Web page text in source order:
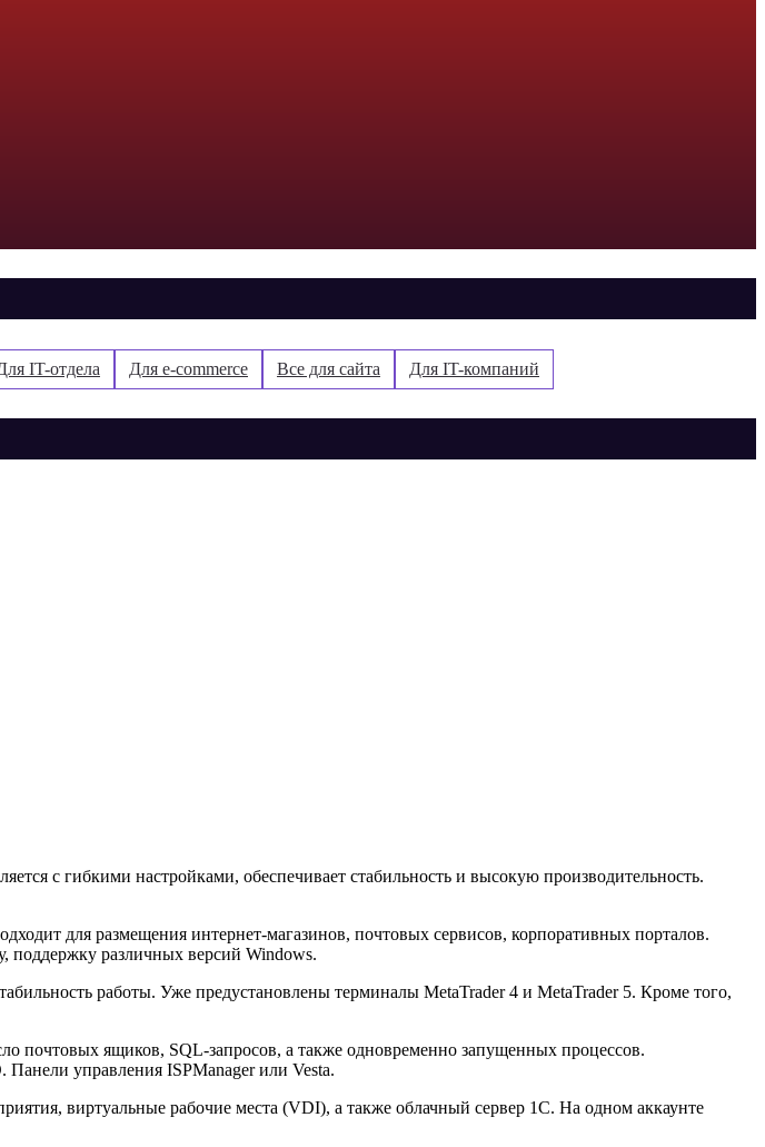
IT-отдела Для e-commerce Все для сайта Для IT-компаний
с гибкими настройками, обеспечивает стабильность и высокую производительность.
для размещения интернет-магазинов, почтовых сервисов, корпоративных порталов.
поддержку различных версий Windows.
работы. Уже предустановлены терминалы MetaTrader 4 и MetaTrader 5. Кроме того,
почтовых ящиков, SQL-запросов, а также одновременно запущенных процессов.
Панели управления ISPManager или Vesta.
виртуальные рабочие места (VDI), а также облачный сервер 1С. На одном аккаунте